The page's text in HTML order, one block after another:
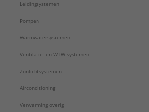
Leidingsystemen
Pompen
Warmwatersystemen
Ventilatie- en WTW-systemen
Zonlichtsystemen
Airconditioning
Verwarming overig